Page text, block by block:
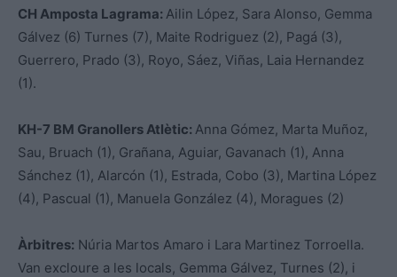
CH Amposta Lagrama: Ailin López, Sara Alonso, Gemma
Gálvez (6) Turnes (7), Maite Rodriguez (2), Pagá (3),
Guerrero, Prado (3), Royo, Sáez, Viñas, Laia Hernandez
(1).
KH-7 BM Granollers Atlètic: Anna Gómez, Marta Muñoz,
Sau, Bruach (1), Grañana, Aguiar, Gavanach (1), Anna
Sánchez (1), Alarcón (1), Estrada, Cobo (3), Martina López
(4), Pascual (1), Manuela González (4), Moragues (2)
Àrbitres: Núria Martos Amaro i Lara Martinez Torroella.
Van excloure a les locals, Gemma Gálvez, Turnes (2), i